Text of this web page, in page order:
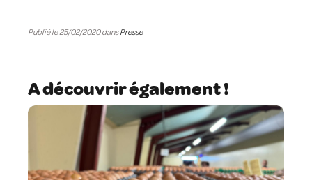
Publié le 25/02/2020 dansPresse
A découvrir également !